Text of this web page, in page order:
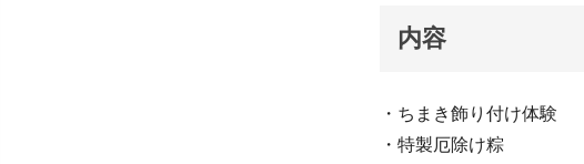
内容
・ちまき飾り付け体験
・特製厄除け粽